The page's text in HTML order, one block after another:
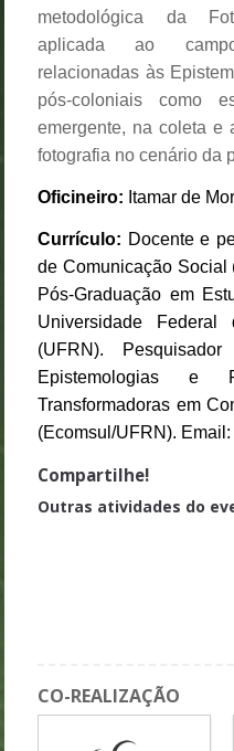
metodológica da
aplicada ao
relacionadas às
pós-coloniais como
emergente, na coleta e
fotografia no cenário da
Oficineiro: Itamar de
Currículo: Docente e
de Comunicação Social
Pós-Graduação em
Universidade
(UFRN).
Epistemologias e
Transformadoras em
(Ecomsul/UFRN). Email:
Compartilhe!
Outras atividades do
CO-REALIZAÇÃO